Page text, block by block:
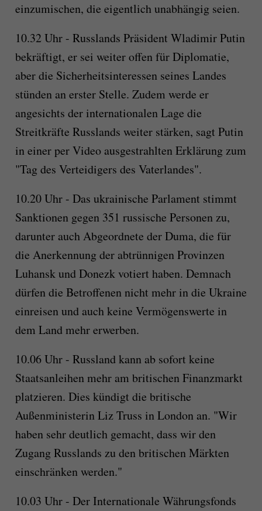
einzumischen, die eigentlich unabhängig seien.
10.32 Uhr - Russlands Präsident Wladimir Putin
bekräftigt, er sei weiter offen für Diplomatie,
aber die Sicherheitsinteressen seines Landes
stünden an erster Stelle. Zudem werde er
angesichts der internationalen Lage die
Streitkräfte Russlands weiter stärken, sagt Putin
in einer per Video ausgestrahlten Erklärung zum
"Tag des Verteidigers des Vaterlandes".
10.20 Uhr - Das ukrainische Parlament stimmt
Sanktionen gegen 351 russische Personen zu,
darunter auch Abgeordnete der Duma, die für
die Anerkennung der abtrünnigen Provinzen
Luhansk und Donezk votiert haben. Demnach
dürfen die Betroffenen nicht mehr in die Ukraine
einreisen und auch keine Vermögenswerte in
dem Land mehr erwerben.
10.06 Uhr - Russland kann ab sofort keine
Staatsanleihen mehr am britischen Finanzmarkt
platzieren. Dies kündigt die britische
Außenministerin Liz Truss in London an. "Wir
haben sehr deutlich gemacht, dass wir den
Zugang Russlands zu den britischen Märkten
einschränken werden."
10.03 Uhr - Der Internationale Währungsfonds